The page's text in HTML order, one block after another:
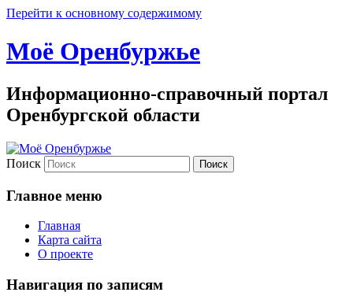
Перейти к основному содержимому
Моё Оренбуржье
Информационно-справочный портал
Оренбургской области
Поиск
Главное меню
Главная
Карта сайта
О проекте
Навигация по записям